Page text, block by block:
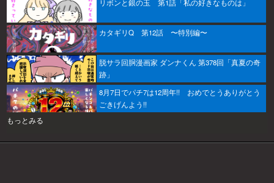
リボンと銀の玉 第1話「私の好きなものは」
カタギリQ 第12話 〜特別編〜
脱サラ回胴漫画家 ダンナくん 第378回「真夏の奇
跡」
8月7日でパチ7は12周年!! おめでとうありがとう
ごきげんよう!!
もっとみる